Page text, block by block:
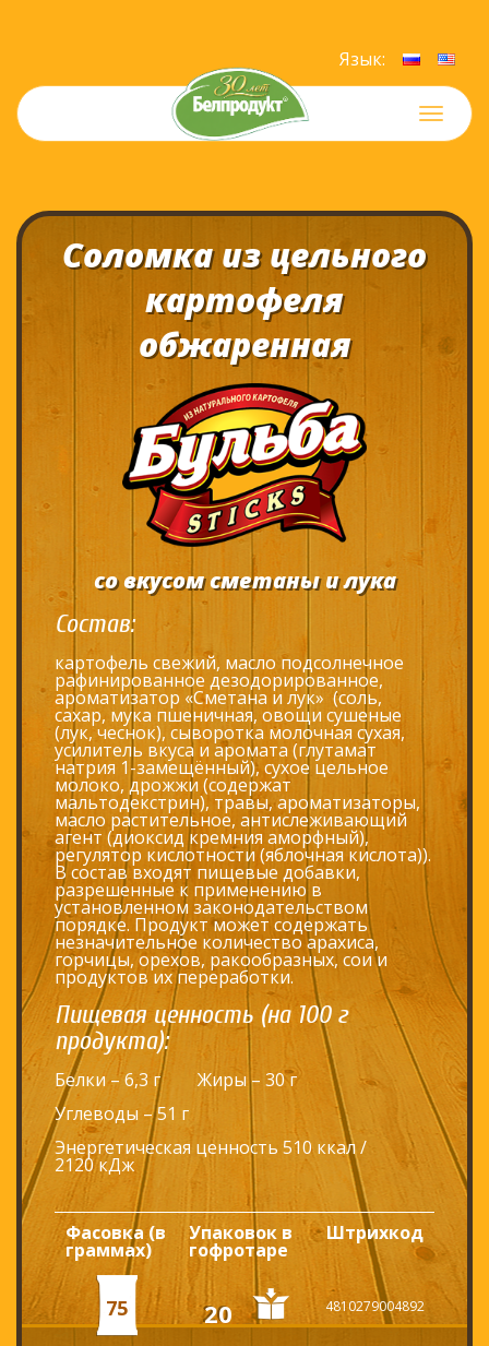
Язык:
Меню
Соломка из цельного
картофеля
обжаренная
со вкусом сметаны и лука
Состав:
картофель свежий, масло подсолнечное
рафинированное дезодорированное,
ароматизатор «Сметана и лук» (соль,
сахар, мука пшеничная, овощи сушеные
(лук, чеснок), сыворотка молочная сухая,
усилитель вкуса и аромата (глутамат
натрия 1-замещённый), сухое цельное
молоко, дрожжи (содержат
мальтодекстрин), травы, ароматизаторы,
масло растительное, антислеживающий
агент (диоксид кремния аморфный),
регулятор кислотности (яблочная кислота)).
В состав входят пищевые добавки,
разрешенные к применению в
установленном законодательством
порядке. Продукт может содержать
незначительное количество арахиса,
горчицы, орехов, ракообразных, сои и
продуктов их переработки.
Пищевая ценность (на 100 г
продукта):
Белки – 6,3 г
Жиры – 30 г
Углеводы – 51 г
Энергетическая ценность 510 ккал /
2120 кДж
Фасовка (в
граммах)
Упаковок в
гофротаре
Штрихкод
75 20 4810279004892